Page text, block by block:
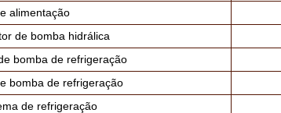
alimentação
de bomba hidrálica
bomba de refrigeração
bomba de refrigeração
de refrigeração